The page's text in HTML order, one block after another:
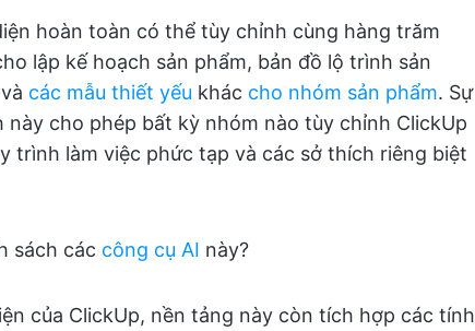
hoàn toàn có thể tùy chỉnh cùng hàng trăm
lập kế hoạch sản phẩm, bản đồ lộ trình sản
các mẫu thiết yếu khác cho nhóm sản phẩm. Sự
cho phép bất kỳ nhóm nào tùy chỉnh ClickUp
trình làm việc phức tạp và các sở thích riêng biệt
sách các công cụ AI này?
của ClickUp, nền tảng này còn tích hợp các tính